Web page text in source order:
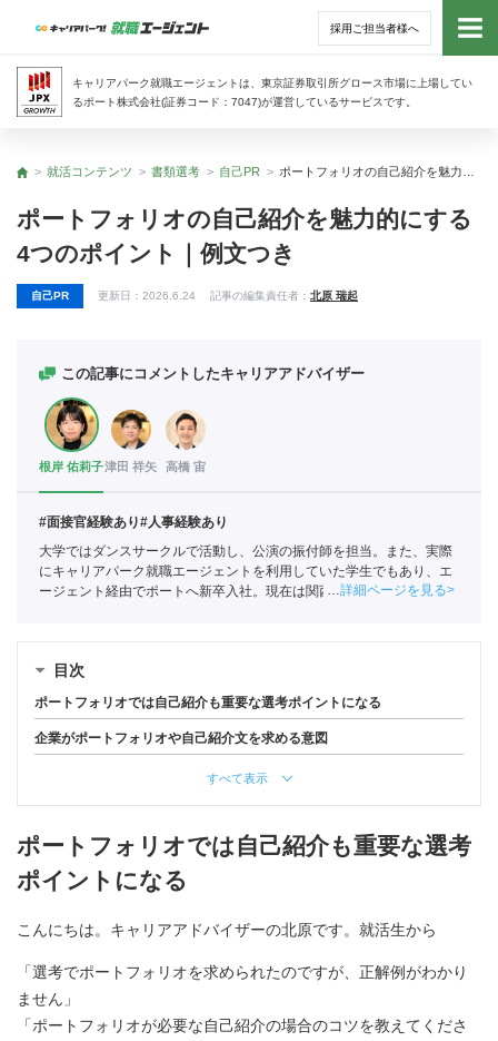
採用ご担当者様へ
キャリアパーク就職エージェントは、東京証券取引所グロース市場に上場してい
るポート株式会社(証券コード：7047)が運営しているサービスです。
トッ
トップ
就活コンテンツ 書類選考 自己PR
ポートフォリオの自己紹介を魅力的にする
4つのポイント｜例文つき
自己PR 更新日： 2026.6.24 記事の編集責任者： 北原 瑞起
この記事にコメントしたキャリアアドバイザー
根岸 佑莉子津田 祥矢 高橋 宙
#面接官経験あり#人事経験あり
大学ではダンスサークルで活動し、公演の振付師を担当。また、実際
にキャリアパーク就職エージェントを利用していた学生でもあり、エ
ージェント経由でポートへ新卒入社。現在は関西の学生への支援を中
詳細ページを見る
目次
ポートフォリオでは自己紹介も重要な選考ポイントになる
企業がポートフォリオや自己紹介文を求める意図
すべて表示
ポートフォリオでは自己紹介も重要な選考
ポイントになる
こんにちは。キャリアアドバイザーの北原です。就活生から
「選考でポートフォリオを求められたのですが、正解例がわかり
ません」
「ポートフォリオが必要な自己紹介の場合のコツを教えてくださ